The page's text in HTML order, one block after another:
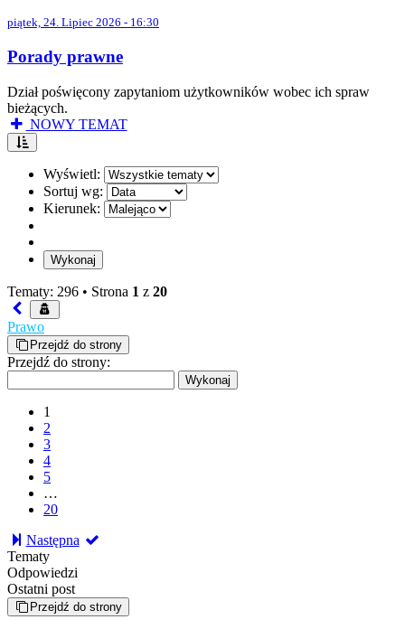
piątek, 24. Lipiec 2026 - 16:30
Porady prawne
Dział poświęcony zapytaniom użytkowników wobec ich spraw
bieżących.
NOWY TEMAT
Wyświetl:
Sortuj wg:
Kierunek:
Tematy: 296 • Strona 1 z 20
Prawo
Przejdź do strony
Przejdź do strony:
1
2
3
4
5
…
20
Następna
Tematy
Odpowiedzi
Ostatni post
Przejdź do strony